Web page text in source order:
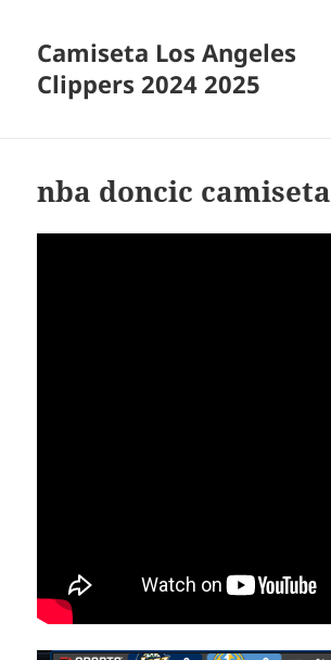
Camiseta Los Angeles
Clippers 2024 2025
nba doncic camiseta